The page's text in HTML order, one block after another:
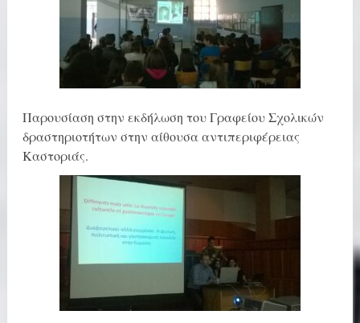
Παρουσίαση στην εκδήλωση του Γραφείου Σχολικών
δραστηριοτήτων στην αίθουσα αντιπεριφέρειας
Καστοριάς.